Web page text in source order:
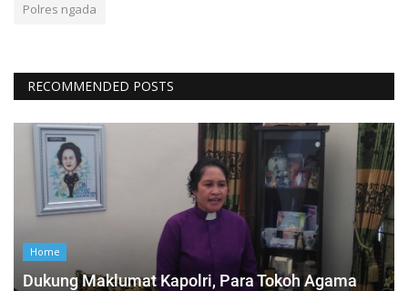
Polres ngada
RECOMMENDED POSTS
Home
Dukung Maklumat Kapolri, Para Tokoh Agama